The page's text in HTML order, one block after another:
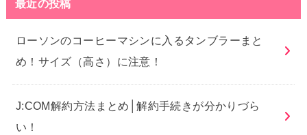
最近の投稿
ローソンのコーヒーマシンに入るタンブラーまと
め！サイズ（高さ）に注意！
J:COM解約方法まとめ│解約手続きが分かりづら
い！